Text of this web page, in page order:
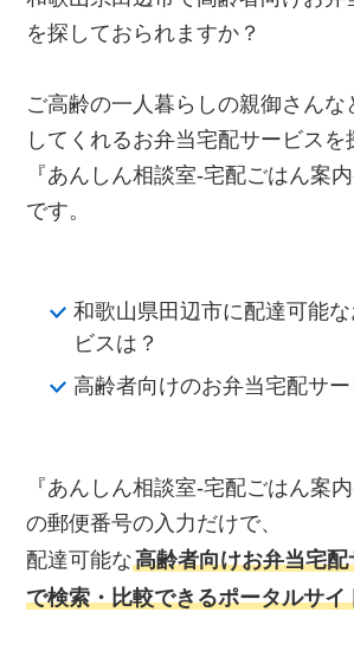
を探しておられますか？
ご高齢の一人暮らしの親御さんな
してくれるお弁当宅配サービスを
『あんしん相談室‐宅配ごはん案
です。
和歌山県田辺市に配達可能
ビスは？
高齢者向けのお弁当宅配サ
『あんしん相談室‐宅配ごはん案
の郵便番号の入力だけで、
配達可能な高齢者向けお弁当宅
で検索・比較できるポータルサイ